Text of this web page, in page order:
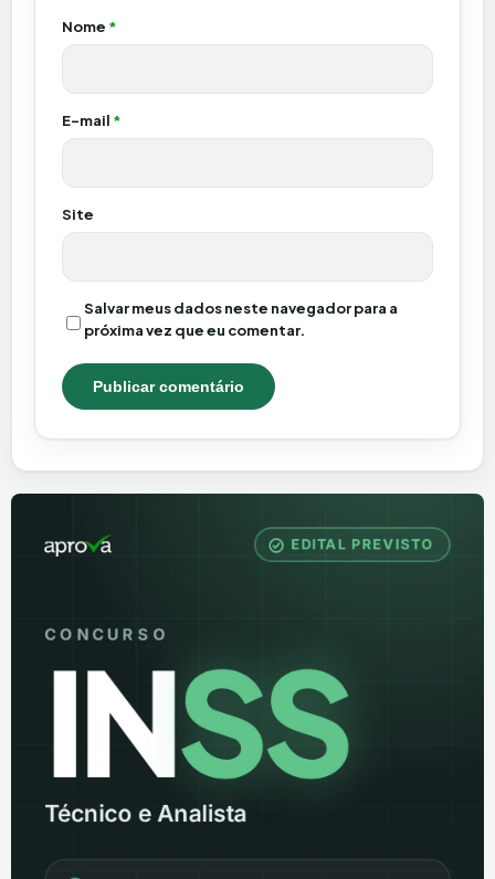
Nome *
E-mail *
Site
Salvar meus dados neste navegador para a
próxima vez que eu comentar.